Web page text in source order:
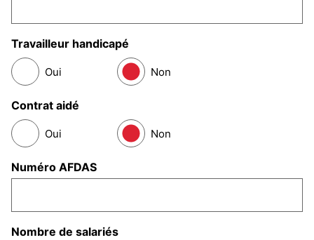
Travailleur handicapé
Oui Non
Contrat aidé
Oui Non
Numéro AFDAS
Nombre de salariés